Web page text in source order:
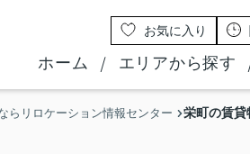
お気に入り
ホーム エリアから探す
らリロケーション情報センター 栄町の賃貸